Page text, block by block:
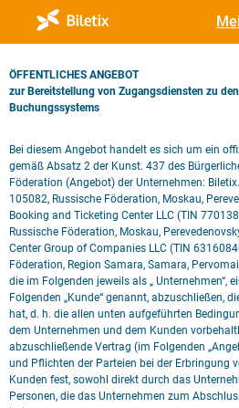
ÖFFENTLICHES ANGEBOT
zur Bereitstellung von Zugangsdiensten zu
Buchungssystems
Bei diesem Angebot handelt es sich um ein
gemäß Absatz 2 der Kunst. 437 des
Föderation (Angebot) der Unternehmen:
105082, Russische Föderation, Moskau,
Booking and Ticketing Center LLC (TIN
Russische Föderation, Moskau,
Center Group of Companies LLC (TIN
Föderation, Region Samara, Samara,
die im Folgenden jeweils als „ Unternehmen“,
Folgenden „Kunde“ genannt, abzuschließen,
hat, d. h. die allen unten aufgeführten
dem Unternehmen und dem Kunden
abzuschließende Vertrag (im Folgenden
und Pflichten der Parteien bei der Erbringung
Kunden fest, sowohl direkt durch das
Personen, die das Unternehmen zum